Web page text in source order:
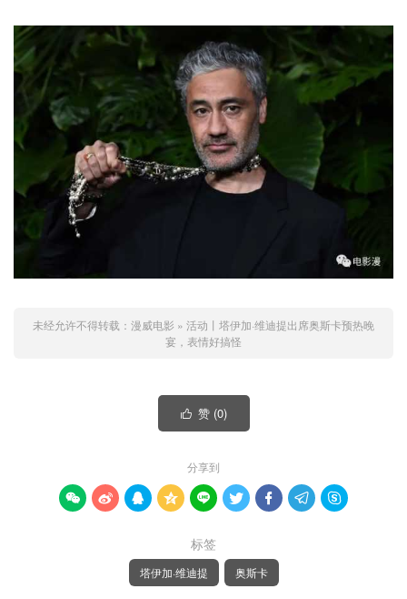
未经允许不得转载： 漫威电影 » 活动丨塔伊加·维迪提出席奥斯卡预热晚
宴，表情好搞怪
 赞 (0)
分享到
        
标签
塔伊加·维迪提 奥斯卡